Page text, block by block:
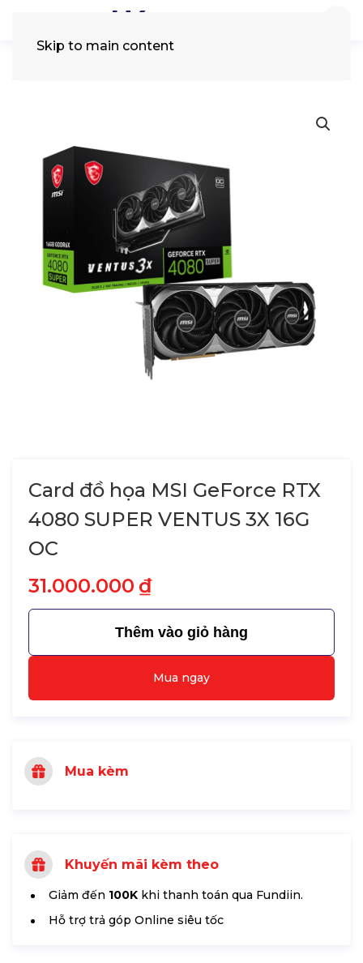
Skip to main content
Card đồ họa MSI GeForce RTX
4080 SUPER VENTUS 3X 16G
OC
31.000.000 ₫
Thêm vào giỏ hàng
Mua ngay
Mua kèm
Khuyến mãi kèm theo
Giảm đến 100K khi thanh toán qua Fundiin.
Hỗ trợ trả góp Online siêu tốc